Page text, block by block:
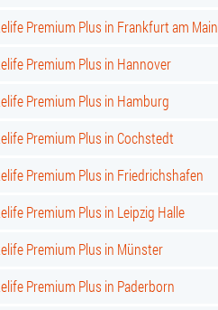
Premium Plus in Frankfurt am Main
Premium Plus in Hannover
Premium Plus in Hamburg
Premium Plus in Cochstedt
Premium Plus in Friedrichshafen
Premium Plus in Leipzig Halle
Premium Plus in Münster
Premium Plus in Paderborn